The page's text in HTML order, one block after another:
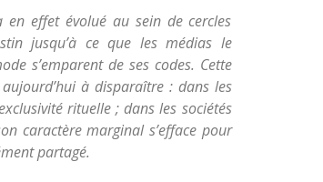
effet évolué au sein de cercles
jusqu’à ce que les médias le
s’emparent de ses codes. Cette
à disparaître : dans les
rituelle ; dans les sociétés
caractère marginal s’efface pour
partagé.